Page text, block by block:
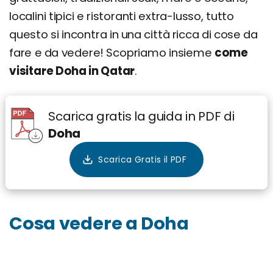
Come muoversi
consigli
Viaggiare informati: info utili
localini tipici e ristoranti extra-lusso, tutto
questo si incontra in una città ricca di cose da
fare e da vedere! Scopriamo insieme come
visitare Doha in Qatar.
Scarica gratis la guida in PDF di
Doha
Cosa vedere a Doha